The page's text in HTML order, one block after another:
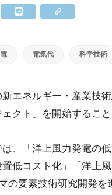
電気代 科学技術
エネルギー・産業技
クト」を開始すること
、「洋上風力発電の
低コスト化」「洋上
の要素技術研究開発